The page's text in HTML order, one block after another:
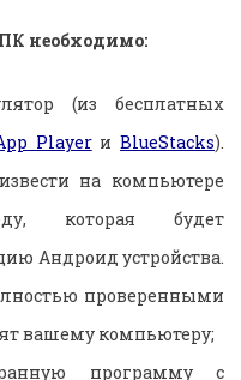
необходимо:
(из бесплатных
PlayerиBlueStacks).
на компьютере
которая будет
Андроид устройства.
проверенными
вашему компьютеру;
программу с